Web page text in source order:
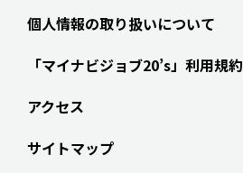
個人情報の取り扱いについて
「マイナビジョブ20’s」利用規約
アクセス
サイトマップ